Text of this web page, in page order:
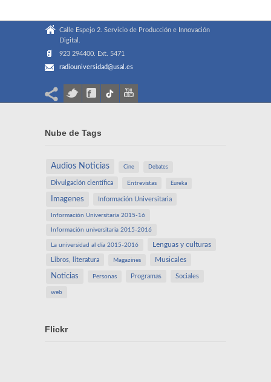
Calle Espejo 2. Servicio de Producción e Innovación
Digital.
923 294400. Ext. 5471
radiouniversidad@usal.es
Nube de Tags
Audios Noticias Cine Debates
Divulgación científica Entrevistas Eureka
Imagenes Información Universitaria
Información Universitaria 2015-16
Información universitaria 2015-2016
La universidad al día 2015-2016 Lenguas y culturas
Libros, literatura Magazines Musicales
Noticias Personas Programas Sociales
web
Flickr